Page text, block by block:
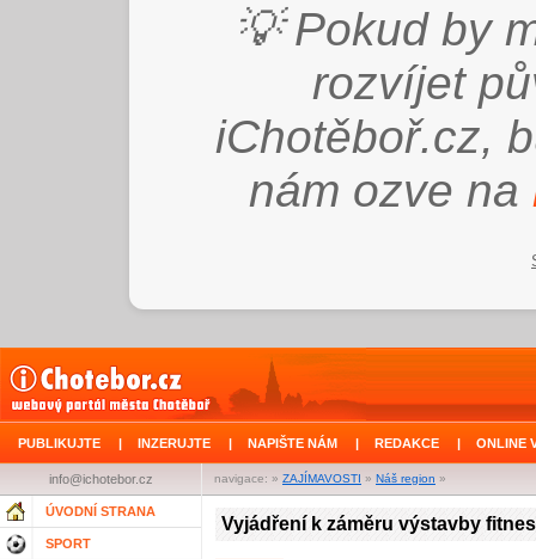
💡 Pokud by
rozvíjet
iChotěboř.cz,
nám ozve na
PUBLIKUJTE | INZERUJTE | NAPIŠTE NÁM | REDAKCE | ONLINE
navigace: » ZAJÍMAVOSTI » Náš region »
info@ichotebor.cz
ÚVODNÍ STRANA
SPORT
Vyjádření k záměru výstavby